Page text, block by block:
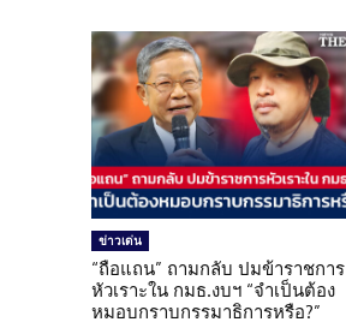
ข่าวเด่น
“ถือแถน” ถามกลับ ปมข้าราชการ
หัวเราะใน กมธ.งบฯ “จำเป็นต้อง
หมอบกราบกรรมาธิการหรือ?”